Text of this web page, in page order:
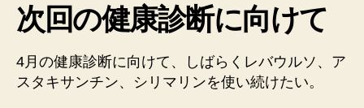
次回の健康診断に向けて
4月の健康診断に向けて、しばらくレバウルソ、ア
スタキサンチン、シリマリンを使い続けたい。